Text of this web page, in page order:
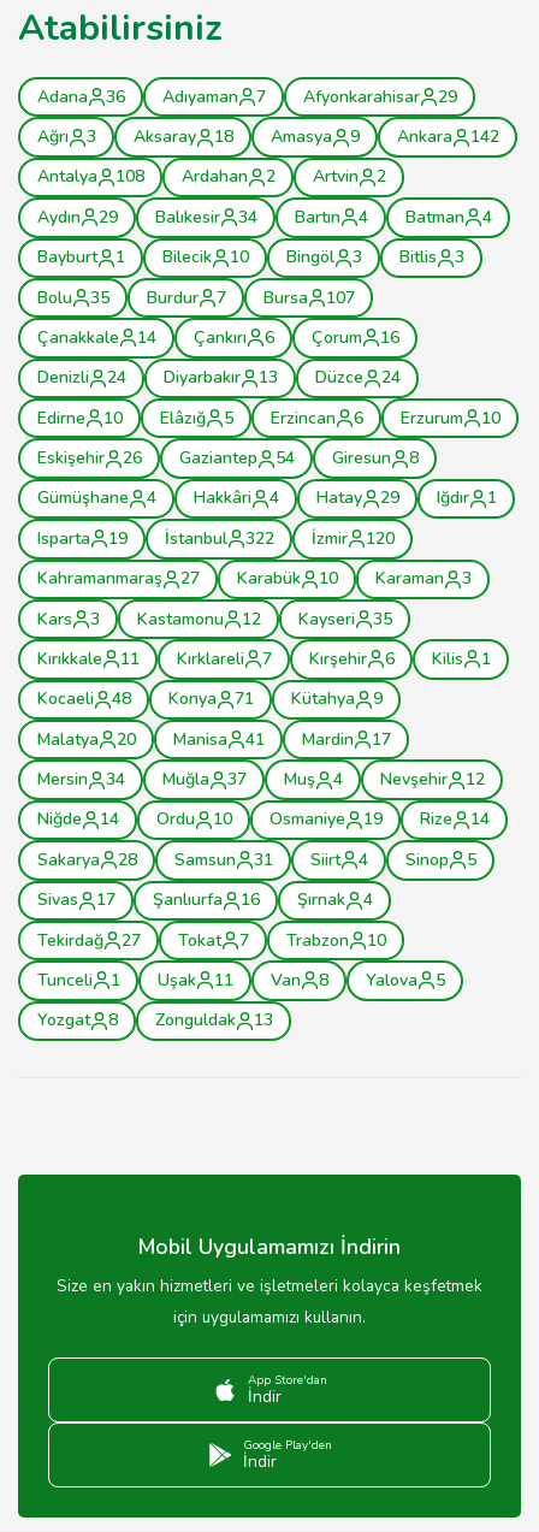
Atabilirsiniz
Adana 36 Adıyaman 7 Afyonkarahisar
29
Ağrı
3 Aksaray 18 Amasya 9 Ankara
142
Antalya
108 Ardahan 2 Artvin
2
Aydın
29 Balıkesir 34 Bartın 4 Batman
4
Bayburt
1 Bilecik 10 Bingöl 3 Bitlis
3
Bolu
35 Burdur 7 Bursa
107
Çanakkale
14 Çankırı 6 Çorum
16
Denizli
24 Diyarbakır 13 Düzce
24
Edirne
10 Elâzığ 5 Erzincan 6 Erzurum
10
Eskişehir
26 Gaziantep 54 Giresun
8
Gümüşhane
4 Hakkâri 4 Hatay 29 Iğdır
1
Isparta
19 İstanbul 322 İzmir
120
Kahramanmaraş
27 Karabük 10 Karaman
3
Kars
3 Kastamonu 12 Kayseri
35
Kırıkkale
11 Kırklareli 7 Kırşehir 6 Kilis
1
Kocaeli
48 Konya 71 Kütahya
9
Malatya
20 Manisa 41 Mardin
17
Mersin
34 Muğla 37 Muş 4 Nevşehir
12
Niğde
14 Ordu 10 Osmaniye 19 Rize
14
Sakarya
28 Samsun 31 Siirt 4 Sinop
5
Sivas
17 Şanlıurfa 16 Şırnak
4
Tekirdağ
27 Tokat 7 Trabzon
10
Tunceli
1 Uşak 11 Van 8 Yalova
5
Yozgat
8 Zonguldak 13
Mobil Uygulamamızı İndirin
Size en yakın hizmetleri ve işletmeleri kolayca keşfetmek
için uygulamamızı kullanın.
App Store'dan
İndir
Google Play'den
İndir